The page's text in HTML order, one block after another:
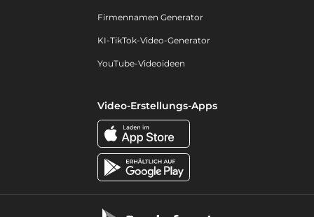
Firmennamen Generator
KI-TikTok-Video-Generator
YouTube-Videoideen
Video-Erstellungs-Apps